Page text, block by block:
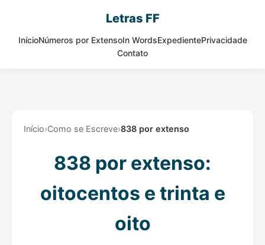
Letras FF
InícioNúmeros por ExtensoIn WordsExpedientePrivacidade
Contato
Início›Como se Escreve›838 por extenso
838 por extenso:
oitocentos e trinta e
oito